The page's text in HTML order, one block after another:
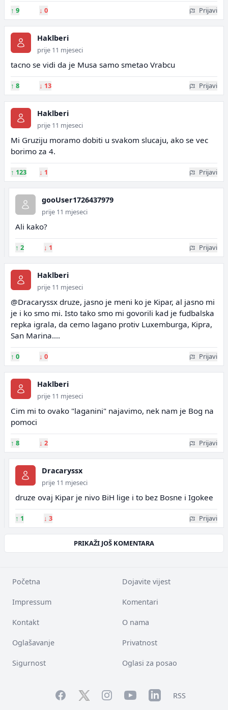
↑ 9 ↓ 0 Prijavi
Haklberi
prije 11 mjeseci
tacno se vidi da je Musa samo smetao Vrabcu
↑ 8 ↓ 13 Prijavi
Haklberi
prije 11 mjeseci
Mi Gruziju moramo dobiti u svakom slucaju, ako se vec
borimo za 4.
↑ 123 ↓ 1 Prijavi
gooUser1726437979
prije 11 mjeseci
Ali kako?
↑ 2 ↓ 1 Prijavi
Haklberi
prije 11 mjeseci
@Dracaryssx druze, jasno je meni ko je Kipar, al jasno mi
je i ko smo mi. Isto tako smo mi govorili kad je fudbalska
repka igrala, da cemo lagano protiv Luxemburga, Kipra,
San Marina....
↑ 0 ↓ 0 Prijavi
Haklberi
prije 11 mjeseci
Cim mi to ovako "laganini" najavimo, nek nam je Bog na
pomoci
↑ 8 ↓ 2 Prijavi
Dracaryssx
prije 11 mjeseci
druze ovaj Kipar je nivo BiH lige i to bez Bosne i Igokee
↑ 1 ↓ 3 Prijavi
PRIKAŽI JOŠ KOMENTARA
Početna Dojavite vijest
Impressum Komentari
Kontakt O nama
Oglašavanje Privatnost
Sigurnost Oglasi za posao
FacebookTwitterInstagramYouTubeLinkedInRSS